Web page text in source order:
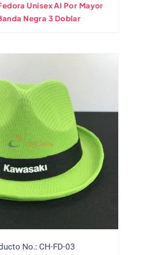
Unisex Al Por Mayor
Negra 3 Doblar
No.: CH-FD-03